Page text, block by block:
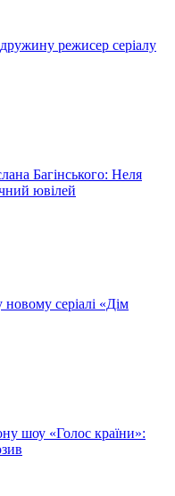
режисер серіалу
Багінського: Неля
ювілей
серіалі «Дім
шоу «Голос країни»: